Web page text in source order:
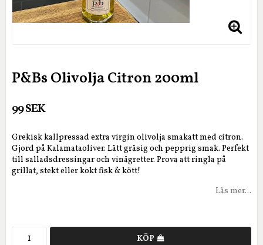
P&Bs Olivolja Citron 200ml
99 SEK
Grekisk kallpressad extra virgin olivolja smakatt med citron.
Gjord på Kalamataoliver. Lätt gräsig och pepprig smak. Perfekt
till salladsdressingar och vinägretter. Prova att ringla på
grillat, stekt eller kokt fisk & kött!
Läs mer...
KÖP